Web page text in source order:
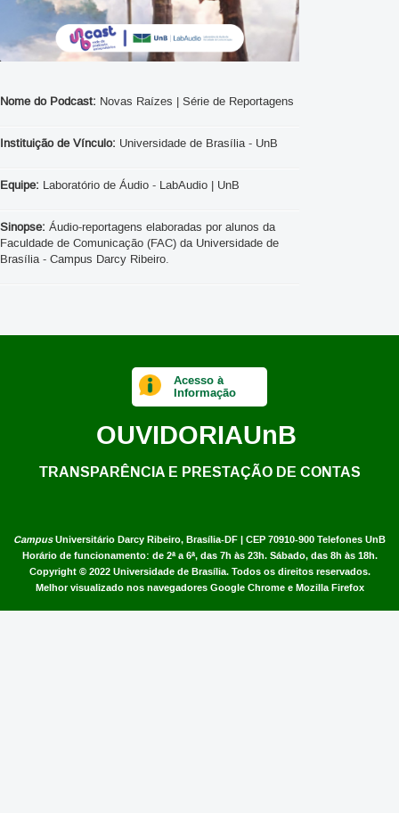
Nome do Podcast: Novas Raízes | Série de Reportagens
Instituição de Vínculo: Universidade de Brasília - UnB
Equipe: Laboratório de Áudio - LabAudio | UnB
Sinopse: Áudio-reportagens elaboradas por alunos da
Faculdade de Comunicação (FAC) da Universidade de
Brasília - Campus Darcy Ribeiro.
CampusUniversitário Darcy Ribeiro, Brasília-DF | CEP 70910-900 Telefones UnB
Horário de funcionamento: de 2ª a 6ª, das 7h às 23h. Sábado, das 8h às 18h.
Copyright © 2022 Universidade de Brasília. Todos os direitos reservados.
Melhor visualizado nos navegadores Google Chrome e Mozilla Firefox
Acesso à
Informação
OUVIDORIAUnB
TRANSPARÊNCIA E PRESTAÇÃO DE CONTAS